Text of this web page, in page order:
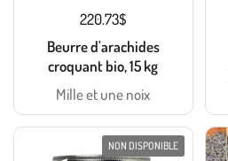
220.73$
Beurre d'arachides
croquant bio, 15 kg
Mille et une noix
NON DISPONIBLE